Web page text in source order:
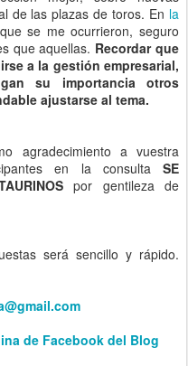
de las plazas de toros. En la
se me ocurrieron, seguro
que aquellas. Recordar que
a la gestión empresarial,
su importancia otros
ajustarse al tema.
agradecimiento a vuestra
en la consulta SE
por gentileza de
será sencillo y rápido.
de Facebook del Blog